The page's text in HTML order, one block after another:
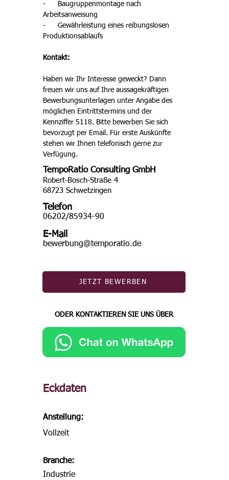
-      Baugruppenmontage nach
Arbeitsanweisung
-      Gewährleistung eines reibungslosen
Produktionsablaufs
Kontakt:
Haben wir Ihr Interesse geweckt? Dann
freuen wir uns auf Ihre aussagekräftigen
Bewerbungsunterlagen unter Angabe des
möglichen Eintrittstermins und der
Kennziffer 5118. Bitte bewerben Sie sich
bevorzugt per Email. Für erste Auskünfte
stehen wir Ihnen telefonisch gerne zur
Verfügung.
TempoRatio Consulting GmbH
Robert-Bosch-Straße 4
68723 Schwetzingen
06202/85934-90
bewerbung@temporatio.de
Telefon
E-Mail
JETZT BEWERBEN
ODER KONTAKTIEREN SIE UNS ÜBER
Eckdaten
Anstellung:
Vollzeit
Branche:
Industrie